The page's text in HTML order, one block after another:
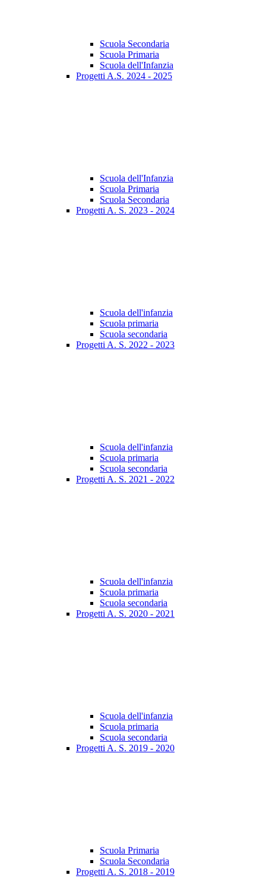
Scuola Secondaria
Scuola Primaria
Scuola dell'Infanzia
Progetti A.S. 2024 - 2025
Scuola dell'Infanzia
Scuola Primaria
Scuola Secondaria
Progetti A. S. 2023 - 2024
Scuola dell'infanzia
Scuola primaria
Scuola secondaria
Progetti A. S. 2022 - 2023
Scuola dell'infanzia
Scuola primaria
Scuola secondaria
Progetti A. S. 2021 - 2022
Scuola dell'infanzia
Scuola primaria
Scuola secondaria
Progetti A. S. 2020 - 2021
Scuola dell'infanzia
Scuola primaria
Scuola secondaria
Progetti A. S. 2019 - 2020
Scuola Primaria
Scuola Secondaria
Progetti A. S. 2018 - 2019